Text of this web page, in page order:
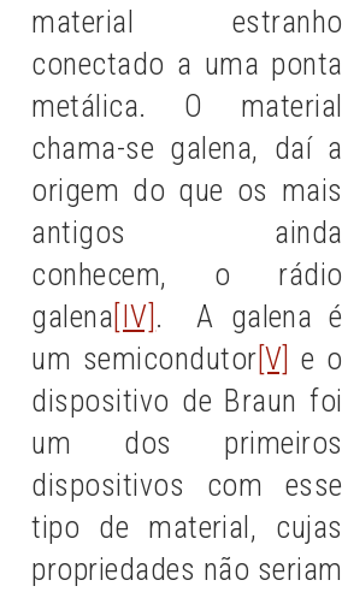
material estranho
conectado a uma ponta
metálica. O material
chama-se galena, daí a
origem do que os mais
antigos ainda
conhecem, o rádio
galena[IV]. A galena é
um semicondutor[V] e o
dispositivo de Braun foi
um dos primeiros
dispositivos com esse
tipo de material, cujas
propriedades não seriam